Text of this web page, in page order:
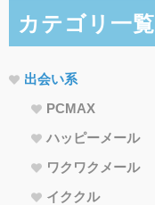
カテゴリ一覧
出会い系
PCMAX
ハッピーメール
ワクワクメール
イククル